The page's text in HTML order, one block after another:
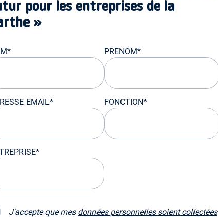
pour les entreprises de la
»
PRENOM*
EMAIL* FONCTION*
J'accepte que mes données personnelles soient collectées